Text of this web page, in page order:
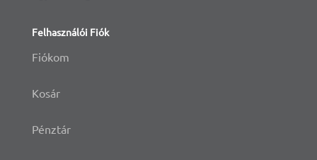
Felhasználói Fiók
Fiókom
Kosár
Pénztár